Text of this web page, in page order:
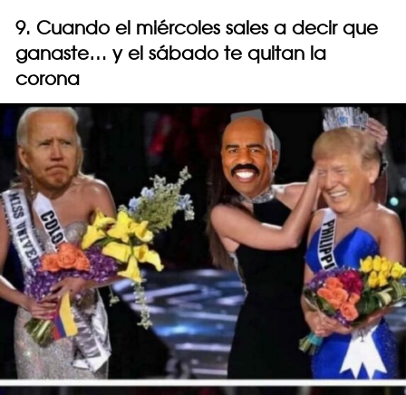
9. Cuando el miércoles sales a decir que
ganaste… y el sábado te quitan la
corona